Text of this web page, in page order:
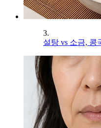
3.
설탕 vs 소금, 콩